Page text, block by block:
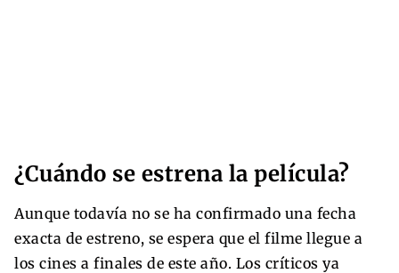
¿Cuándo se estrena la película?
Aunque todavía no se ha confirmado una fecha
exacta de estreno, se espera que el filme llegue a
los cines a finales de este año. Los críticos ya